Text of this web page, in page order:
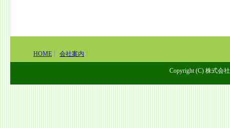
HOME 会社案内
Copyright (C) 株式会